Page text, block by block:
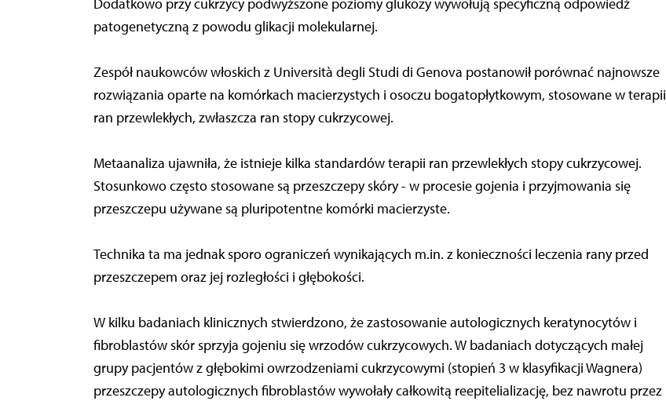
Dodatkowo przy cukrzycy podwyższone poziomy glukozy wywołują specyficzną odpowiedź
patogenetyczną z powodu glikacji molekularnej.
Zespół naukowców włoskich z Università degli Studi di Genova postanowił porównać najnowsze
rozwiązania oparte na komórkach macierzystych i osoczu bogatopłytkowym, stosowane w terapii
ran przewlekłych, zwłaszcza ran stopy cukrzycowej.
Metaanaliza ujawniła, że istnieje kilka standardów terapii ran przewlekłych stopy cukrzycowej.
Stosunkowo często stosowane są przeszczepy skóry - w procesie gojenia i przyjmowania się
przeszczepu używane są pluripotentne komórki macierzyste.
Technika ta ma jednak sporo ograniczeń wynikających m.in. z konieczności leczenia rany przed
przeszczepem oraz jej rozległości i głębokości.
W kilku badaniach klinicznych stwierdzono, że zastosowanie autologicznych keratynocytów i
fibroblastów skór sprzyja gojeniu się wrzodów cukrzycowych. W badaniach dotyczących małej
grupy pacjentów z głębokimi owrzodzeniami cukrzycowymi (stopień 3 w klasyfikacji Wagnera)
przeszczepy autologicznych fibroblastów wywołały całkowitą reepitelializację, bez nawrotu przez